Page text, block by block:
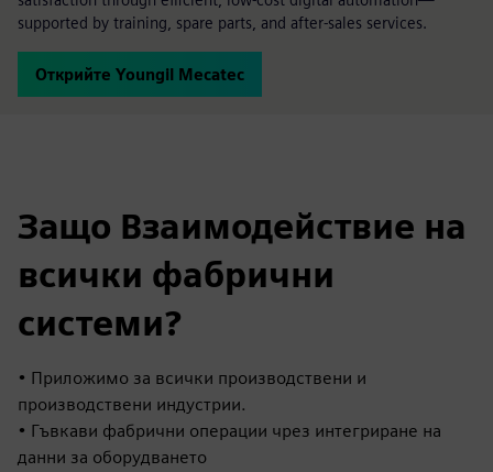
supported by training, spare parts, and after-sales services.
Открийте Youngil Mecatec
Защо Взаимодействие на
всички фабрични
системи?
• Приложимо за всички производствени и
производствени индустрии.
• Гъвкави фабрични операции чрез интегриране на
данни за оборудването